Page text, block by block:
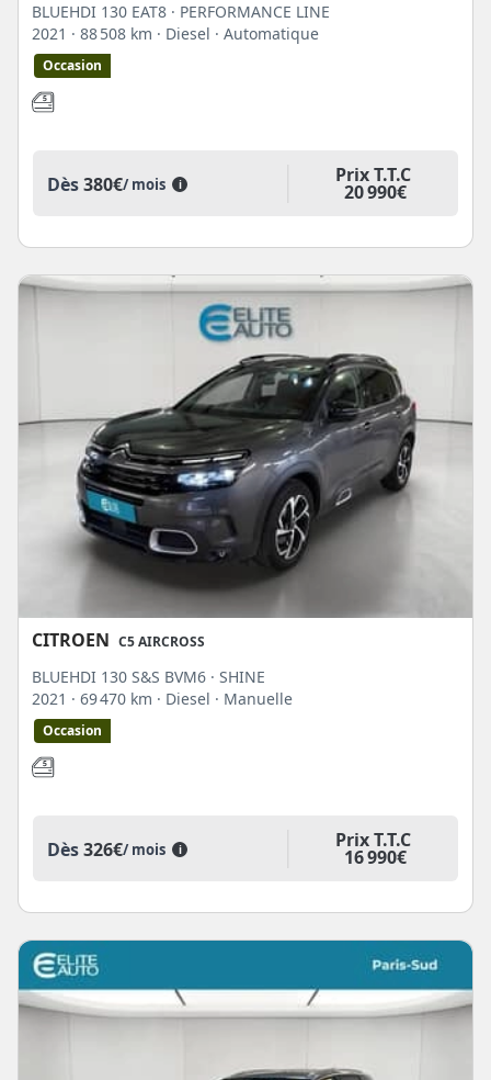
BLUEHDI 130 EAT8 · PERFORMANCE LINE
2021 · 88 508 km · Diesel · Automatique
Occasion
Dès380€/ mois i Prix T.T.C
20 990€
CITROEN C5 AIRCROSS
BLUEHDI 130 S&S BVM6 · SHINE
2021 · 69 470 km · Diesel · Manuelle
Occasion
Dès326€/ mois i Prix T.T.C
16 990€